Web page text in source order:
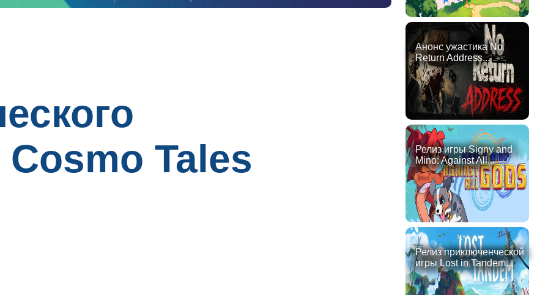
Tales
Анонс ужастика No
Return Address...
Релиз игры Signy and
Mino: Against All...
Релиз приключенческой
игры Lost in Tandem...